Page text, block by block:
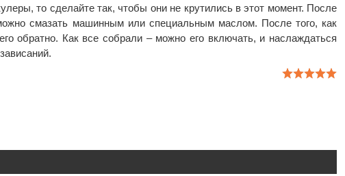
то сделайте так, чтобы они не крутились в этот момент. После
смазать машинным или специальным маслом. После того, как
обратно. Как все собрали – можно его включать, и наслаждаться